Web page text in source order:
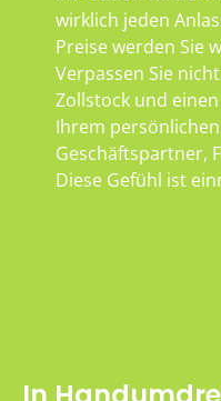
wirklich jeden
Preise werden Sie
Verpassen Sie
Zollstock und
Ihrem
Geschäftspartner,
Diese Gefühl ist